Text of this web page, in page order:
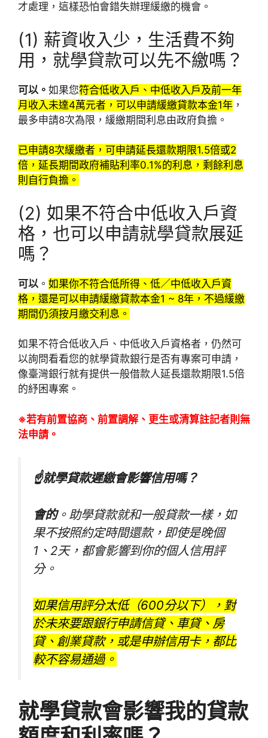
才處理，這樣恐怕會錯失辦理緩繳的機會。
(1) 薪資收入少，生活費不夠
用，就學貸款可以先不繳嗎？
可以。 如果您符合低收入戶、中低收入戶及前一年
月收入未達4萬元者，可以申請緩繳貸款本金1年 ，
最多申請8次為限，緩繳期間利息由政府負擔。
已申請8次緩繳者，可申請延長還款期限1.5倍或2
倍，延長期間政府補貼利率0.1%的利息，剩餘利息
則自行負擔。
(2) 如果不符合中低收入戶資
格，也可以申請就學貸款展延
嗎？
可以 。 如果你不符合低所得、低／中低收入戶資
格，還是可以申請緩繳貸款本金1 ~ 8年，不過緩繳
期間仍須按月繳交利息。
如果不符合低收入戶、中低收入戶資格者，仍然可
以詢問看看您的就學貸款銀行是否有專案可申請，
像臺灣銀行就有提供一般借款人延長還款期限1.5倍
的紓困專案。
※若有前置協商、前置調解、更生或清算註記者則無
法申請。
☝就學貸款遲繳會影響信用嗎？
會的。助學貸款就和一般貸款一樣，如
果不按照約定時間還款，即使是晚個
1、2天，都會影響到你的個人信用評
分。
如果信用評分太低（600分以下），對
於未來要跟銀行申請信貸、車貸、房
貸、創業貸款，或是申辦信用卡，都比
較不容易通過。
就學貸款會影響我的貸款